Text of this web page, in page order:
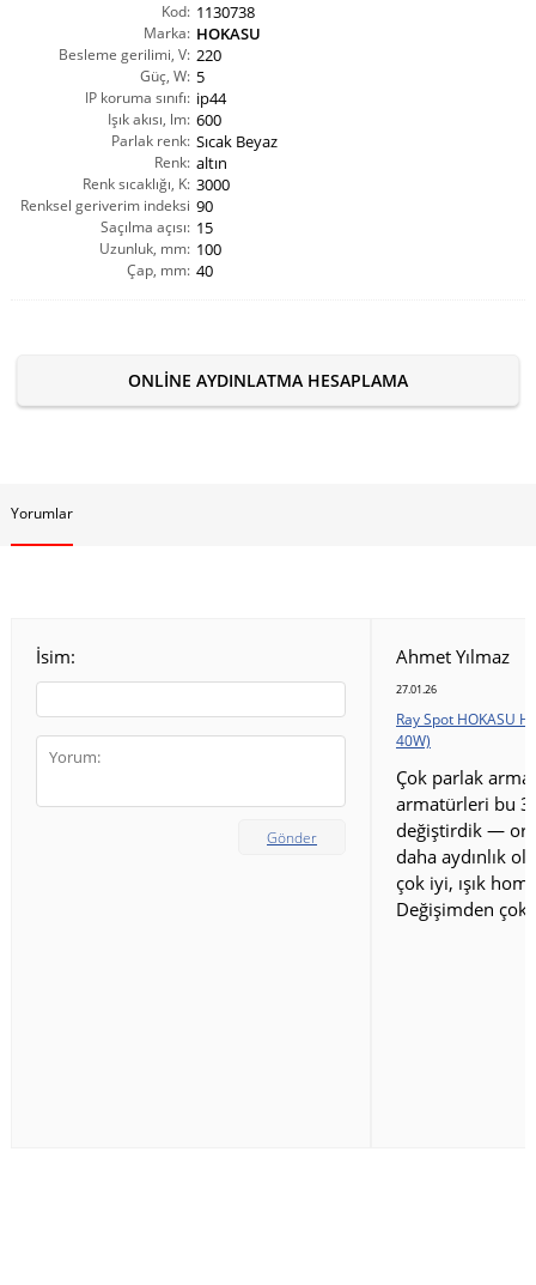
Kod: 1130738
Marka: HOKASU
Besleme gerilimi, V: 220
Güç, W: 5
IP koruma sınıfı: ip44
Işık akısı, lm: 600
Parlak renk: Sıcak Beyaz
Renk: altın
Renk sıcaklığı, K: 3000
Renksel geriverim indeksi
CRI(Ra):
90
Saçılma açısı: 15
Uzunluk, mm: 100
Çap, mm: 40
ONLINE AYDINLATMA HESAPLAMA
Yorumlar
İsim:
Gönder
Ahmet Yılmaz
27.01.26
Ray Spot HOKASU
40W)
Çok parlak
armatürleri bu
değiştirdik —
daha aydınlık
çok iyi, ışık
Değişimden çok